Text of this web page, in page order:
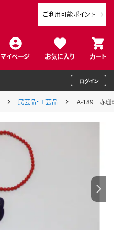
マイページ お気に入り カート
ご利用可能ポイント
ログイン
民芸品・工芸品 Ａ-189 赤珊